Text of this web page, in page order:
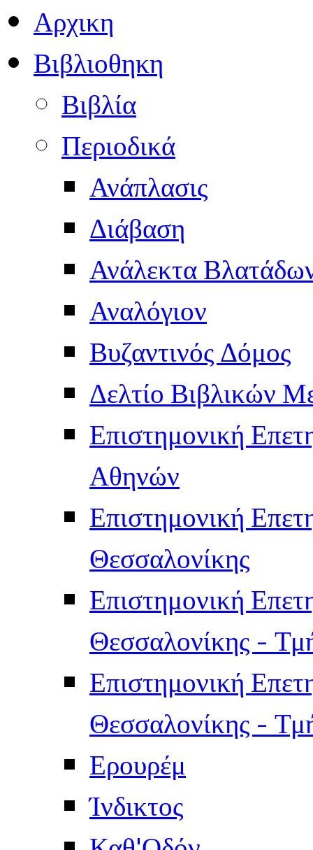
Αρχικη
Βιβλιοθηκη
Βιβλία
Περιοδικά
Ανάπλασις
Διάβαση
Ανάλεκτα
Αναλόγιον
Βυζαντινός Δόμος
Δελτίο Βιβλικών
Επιστημονική
Αθηνών
Επιστημονική
Θεσσαλονίκης
Επιστημονική
Θεσσαλονίκης -
Επιστημονική
Θεσσαλονίκης -
Ερουρέμ
Ίνδικτος